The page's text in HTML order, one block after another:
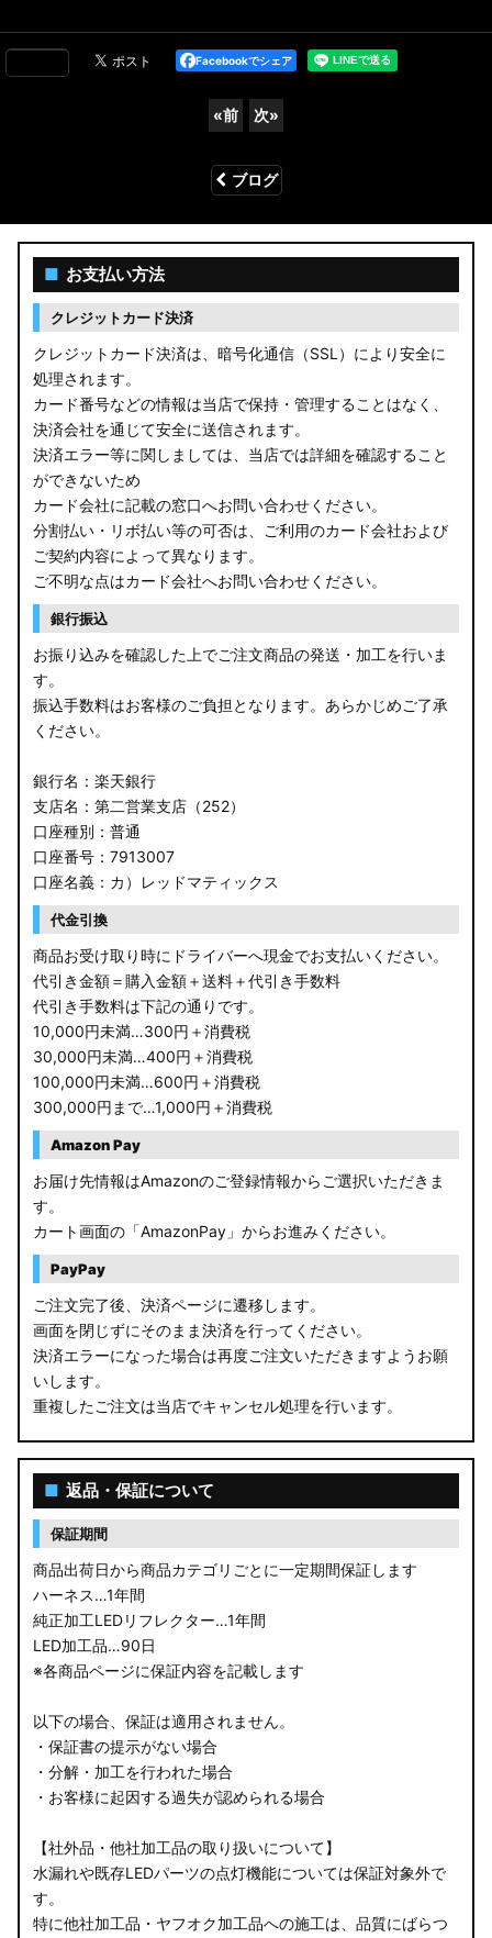
Facebookでシェア
«前 次»
ブログ
■ お支払い方法
クレジットカード決済
クレジットカード決済は、暗号化通信（SSL）により安全に
処理されます。
カード番号などの情報は当店で保持・管理することはなく、
決済会社を通じて安全に送信されます。
決済エラー等に関しましては、当店では詳細を確認すること
ができないため
カード会社に記載の窓口へお問い合わせください。
分割払い・リボ払い等の可否は、ご利用のカード会社および
ご契約内容によって異なります。
ご不明な点はカード会社へお問い合わせください。
銀行振込
お振り込みを確認した上でご注文商品の発送・加工を行いま
す。
振込手数料はお客様のご負担となります。あらかじめご了承
ください。
銀行名：楽天銀行
支店名：第二営業支店（252）
口座種別：普通
口座番号：7913007
口座名義：カ）レッドマティックス
代金引換
商品お受け取り時にドライバーへ現金でお支払いください。
代引き金額＝購入金額＋送料＋代引き手数料
代引き手数料は下記の通りです。
10,000円未満…300円＋消費税
30,000円未満…400円＋消費税
100,000円未満…600円＋消費税
300,000円まで…1,000円＋消費税
Amazon Pay
お届け先情報はAmazonのご登録情報からご選択いただきま
す。
カート画面の「AmazonPay」からお進みください。
PayPay
ご注文完了後、決済ページに遷移します。
画面を閉じずにそのまま決済を行ってください。
決済エラーになった場合は再度ご注文いただきますようお願
いします。
重複したご注文は当店でキャンセル処理を行います。
■ 返品・保証について
保証期間
商品出荷日から商品カテゴリごとに一定期間保証します
ハーネス…1年間
純正加工LEDリフレクター…1年間
LED加工品…90日
※各商品ページに保証内容を記載します
以下の場合、保証は適用されません。
・保証書の提示がない場合
・分解・加工を行われた場合
・お客様に起因する過失が認められる場合
【社外品・他社加工品の取り扱いについて】
水漏れや既存LEDパーツの点灯機能については保証対象外で
す。
特に他社加工品・ヤフオク加工品への施工は、品質にばらつ